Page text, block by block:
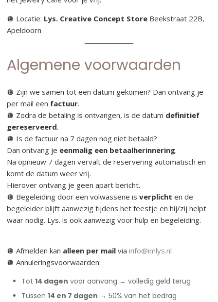
🪩 Locatie: Lys. Creative Concept Store Beekstraat 22B,
Apeldoorn
Algemene voorwaarden
🪩 Zijn we samen tot een datum gekomen? Dan ontvang je
per mail een factuur.
🪩 Zodra de betaling is ontvangen, is de datum definitief
gereserveerd.
🪩 Is de factuur na 7 dagen nog niet betaald?
Dan ontvang je eenmalig een betaalherinnering.
Na opnieuw 7 dagen vervalt de reservering automatisch en
komt de datum weer vrij.
Hierover ontvang je geen apart bericht.
🪩 Begeleiding door een volwassene is verplicht en de
begeleider blijft aanwezig tijdens het feestje en hij/zij helpt
waar nodig. Lys. is ook aanwezig voor hulp en begeleiding.
🪩 Afmelden kan alleen per mail via info@imlys.nl
🪩 Annuleringsvoorwaarden:
Tot 14 dagen voor aanvang → volledig geld terug
Tussen 14 en 7 dagen → 50% van het bedrag